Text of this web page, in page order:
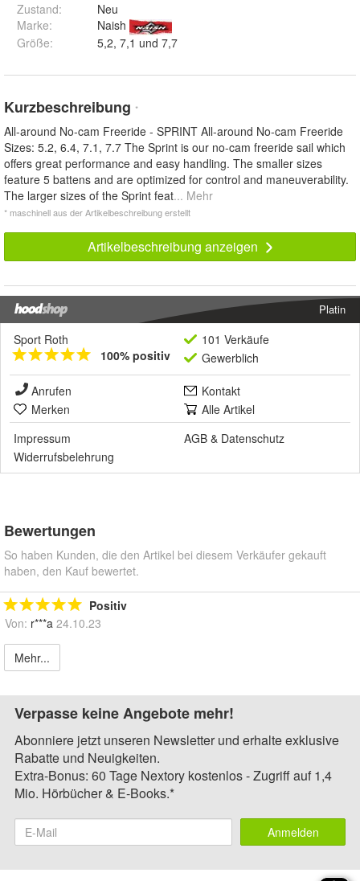
Zustand:
Neu
Marke:
Naish
Größe: 5,2, 7,1 und 7,7
Kurzbeschreibung *
All-around No-cam Freeride - SPRINT All-around No-cam Freeride
Sizes: 5.2, 6.4, 7.1, 7.7 The Sprint is our no-cam freeride sail which
offers great performance and easy handling. The smaller sizes
feature 5 battens and are optimized for control and maneuverability.
The larger sizes of the Sprint feat... Mehr
* maschinell aus der Artikelbeschreibung erstellt
Artikelbeschreibung anzeigen
Platin
Sport Roth
100% positiv
101 Verkäufe
Gewerblich
Anrufen
Kontakt
Merken
Alle Artikel
Impressum
AGB & Datenschutz
Widerrufsbelehrung
Bewertungen
So haben Kunden, die den Artikel bei diesem Verkäufer gekauft
haben, den Kauf bewertet.
Positiv
Von: r***a 24.10.23
Mehr...
Verpasse keine Angebote mehr!
Abonniere jetzt unseren Newsletter und erhalte exklusive
Rabatte und Neuigkeiten.
Extra-Bonus: 60 Tage Nextory kostenlos - Zugriff auf 1,4
Mio. Hörbücher & E-Books.*
Anmelden